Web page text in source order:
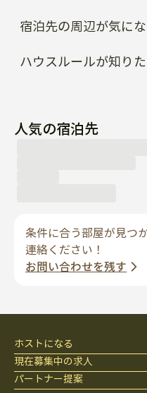
宿泊先の周辺が気に
ハウスルールが知り
人気の宿泊先
条件に合う部屋が見つ
連絡ください！
お問い合わせを残す
ホストになる
現在募集中の求人
パートナー提案